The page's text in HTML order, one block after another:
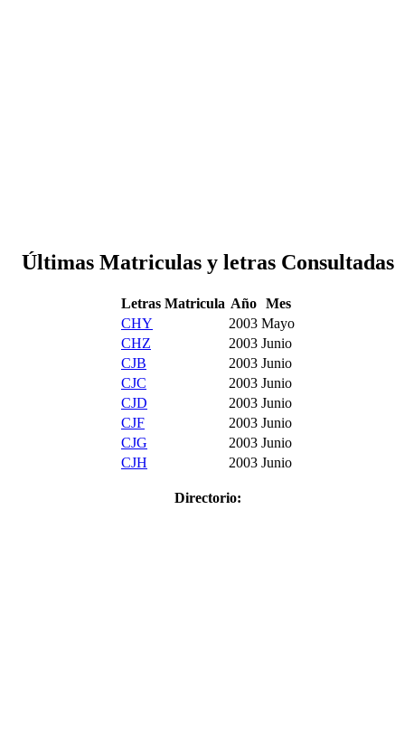
Últimas Matriculas y letras Consultadas
Letras Matricula Año
Mes
CHY
2003 Mayo
CHZ
2003 Junio
CJB
2003 Junio
CJC
2003 Junio
CJD
2003 Junio
CJF
2003 Junio
CJG
2003 Junio
CJH
2003 Junio
Directorio: